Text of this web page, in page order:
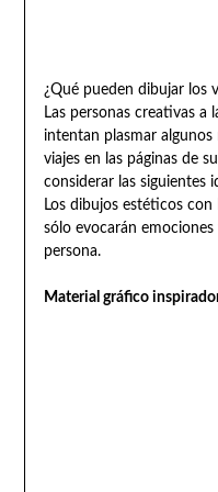
¿Qué pueden dibujar los
Las personas creativas a
intentan plasmar
viajes en las páginas de
considerar las siguientes
Los dibujos estéticos
sólo evocarán
persona.
Material gráfico